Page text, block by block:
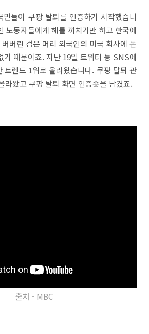
민들이 쿠팡 탈퇴를 인증하기 시작했습니
노동자들에게 해를 끼치기만 하고 한국에
버린 검은 머리 외국인의 미국 회사에 돈
기 때문이죠. 지난 19일 트위터 등 SNS에
트렌드 1위로 올라왔습니다. 쿠팡 탈퇴 관
라왔고 쿠팡 탈퇴 화면 인증숏을 남겼죠.
출처 - MBC